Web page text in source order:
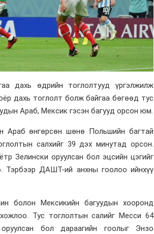
дахь өдрийн тоглолтууд үргэлжилж
дахь тоглолт болж байгаа бөгөөд тус
Араб, Мексик гэсэн багууд орсон юм.
Араб өнгөрсөн шөнө Польшийн багтай
салхийг 39 дэх минутад орсон.
Зелински оруулсан бол эцсийн цэгийг
Тэрбээр ДАШТ-ий анхны гоолоо ийнхүү
болон Мексикийн багуудын хооронд
Тус тоглолтын салийг Месси 64
бол дараагийн гоолыг Энзо